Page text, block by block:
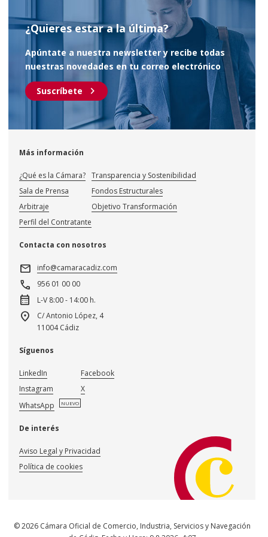
5ª Resolución de admisión Programa Innocámaras 2023
(07.06.2023)
¿Quieres estar a la última?
Apúntate a nuestra newsletter y recibe todas
nuestras novedades en tu correo electrónico
Suscríbete chevron_right
Más información
¿Qué es la Cámara?
Sala de Prensa
Arbitraje
Perfil del Contratante
Transparencia y Sostenibilidad
Fondos Estructurales
Objetivo Transformación
Contacta con nosotros
mail info@camaracadiz.com
call 956 01 00 00
calendar_month L-V 8:00 - 14:00 h.
location_on
C/ Antonio López, 4
11004 Cádiz
Síguenos
LinkedIn
Instagram
WhatsApp
NUEVO
Facebook
X
De interés
Aviso Legal y Privacidad
Política de cookies
© 2026 Cámara Oficial de Comercio, Industria, Servicios y Navegación